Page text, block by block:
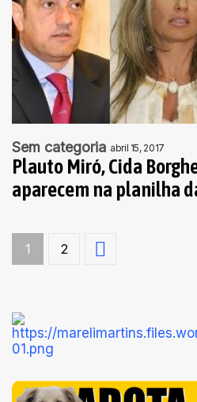
Sem categoria abril 15, 2017
Plauto Miró, Cida
aparecem na planilha
1 2